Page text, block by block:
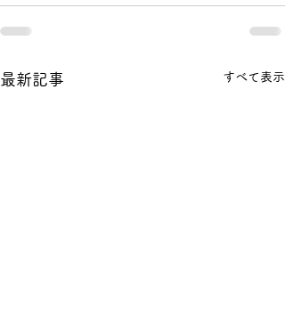
最新記事 すべて表示